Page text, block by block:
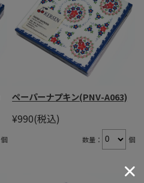
個
ペーパーナプキン(PNV-A063)
¥990(税込)
数量： 個